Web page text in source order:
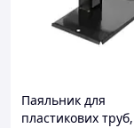
Паяльник для
пластикових